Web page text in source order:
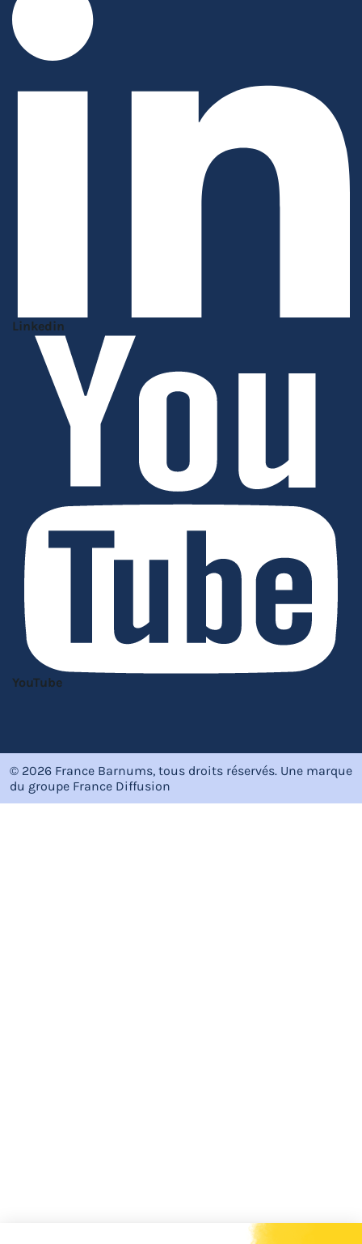
Linkedin
YouTube
© 2026 France Barnums, tous droits réservés. Une marque
du groupe France Diffusion